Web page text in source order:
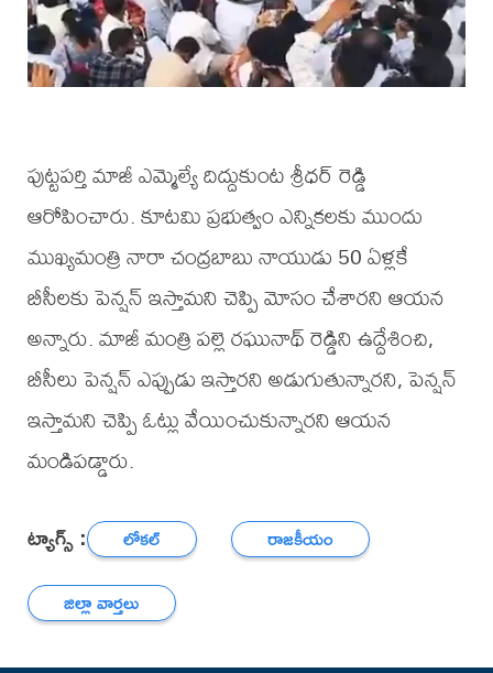
పుట్టపర్తి మాజీ ఎమ్మెల్యే దిద్దుకుంట శ్రీధర్ రెడ్డి
ఆరోపించారు. కూటమి ప్రభుత్వం ఎన్నికలకు ముందు
ముఖ్యమంత్రి నారా చంద్రబాబు నాయుడు 50 ఏళ్లకే
బీసీలకు పెన్షన్ ఇస్తామని చెప్పి మోసం చేశారని ఆయన
అన్నారు. మాజీ మంత్రి పల్లె రఘునాథ్ రెడ్డిని ఉద్దేశించి,
బీసీలు పెన్షన్ ఎప్పుడు ఇస్తారని అడుగుతున్నారని, పెన్షన్
ఇస్తామని చెప్పి ఓట్లు వేయించుకున్నారని ఆయన
మండిపడ్డారు.
ట్యాగ్స్ : లోకల్
రాజకీయం
జిల్లా వార్తలు